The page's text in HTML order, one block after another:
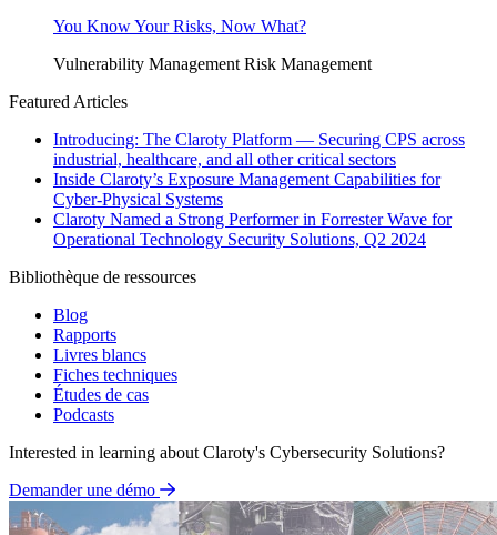
You Know Your Risks, Now What?
Vulnerability Management Risk Management
Featured Articles
Introducing: The Claroty Platform — Securing CPS across
industrial, healthcare, and all other critical sectors
Inside Claroty’s Exposure Management Capabilities for
Cyber-Physical Systems
Claroty Named a Strong Performer in Forrester Wave for
Operational Technology Security Solutions, Q2 2024
Bibliothèque de ressources
Blog
Rapports
Livres blancs
Fiches techniques
Études de cas
Podcasts
Interested in learning about Claroty's Cybersecurity Solutions?
Demander une démo